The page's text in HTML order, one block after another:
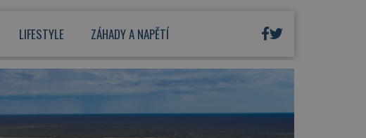
LIFESTYLE ZÁHADY A NAPĚTÍ